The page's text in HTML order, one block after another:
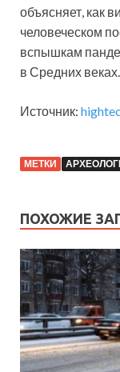
объясняет, как
человеческом
вспышкам
в Средних веках.
Источник:
МЕТКИ
ПОХОЖИЕ